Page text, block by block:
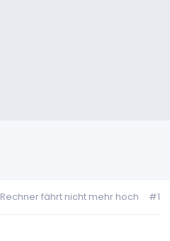
Rechner fährt nicht mehr hoch #1